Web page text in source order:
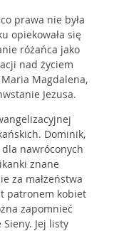
prawa nie była
opiekowała się
różańca jako
nad życiem
Magdalena,
Jezusa.
Dominik,
dla nawróconych
znane
za małżeństwa
patronem kobiet
zapomnieć
Jej listy